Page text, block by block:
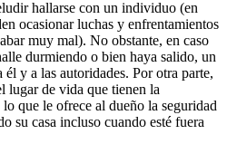
hallarse con un individuo (en
ocasionar luchas y enfrentamientos
muy mal). No obstante, en caso
durmiendo o bien haya salido, un
él y a las autoridades. Por otra parte,
lugar de vida que tienen la
que le ofrece al dueño la seguridad
su casa incluso cuando esté fuera